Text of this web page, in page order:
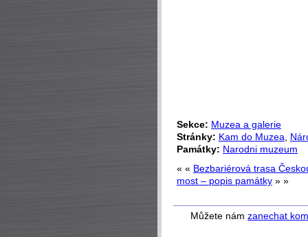
Sekce: Muzea a galerie
Stránky: Kam do Muzea
Památky: Narodni muzeum
« « Bezbariérová trasa
most – popis památky » »
Můžete nám zanechat